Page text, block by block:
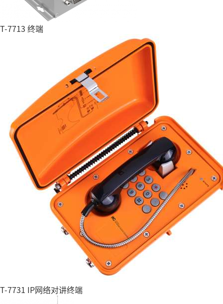
T-7713 终端
T-7731 IP网络对讲终端